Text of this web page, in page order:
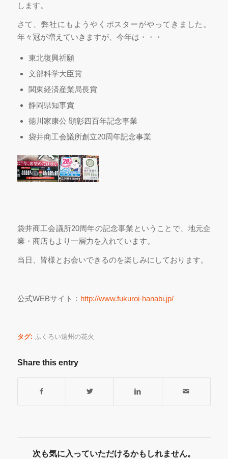
します。
さて、弊社にもようやくポスターがやってきました。
年々冠が増えていきますが、今年は・・・
東北復興祈願
文部科学大臣賞
関東経済産業局長賞
静岡県知事賞
徳川家康公 顕彰四百年記念事業
袋井商工会議所創立20周年記念事業
袋井商工会議所20周年の記念事業ということで、地元企
業・商店もより一層力を入れています。
当日、皆様とお会いできるのを楽しみにしております。
公式WEBサイト： http://www.fukuroi-hanabi.jp/
タグ: ふくろい遠州の花火
Share this entry
次も気に入っていただけるかもしれません。